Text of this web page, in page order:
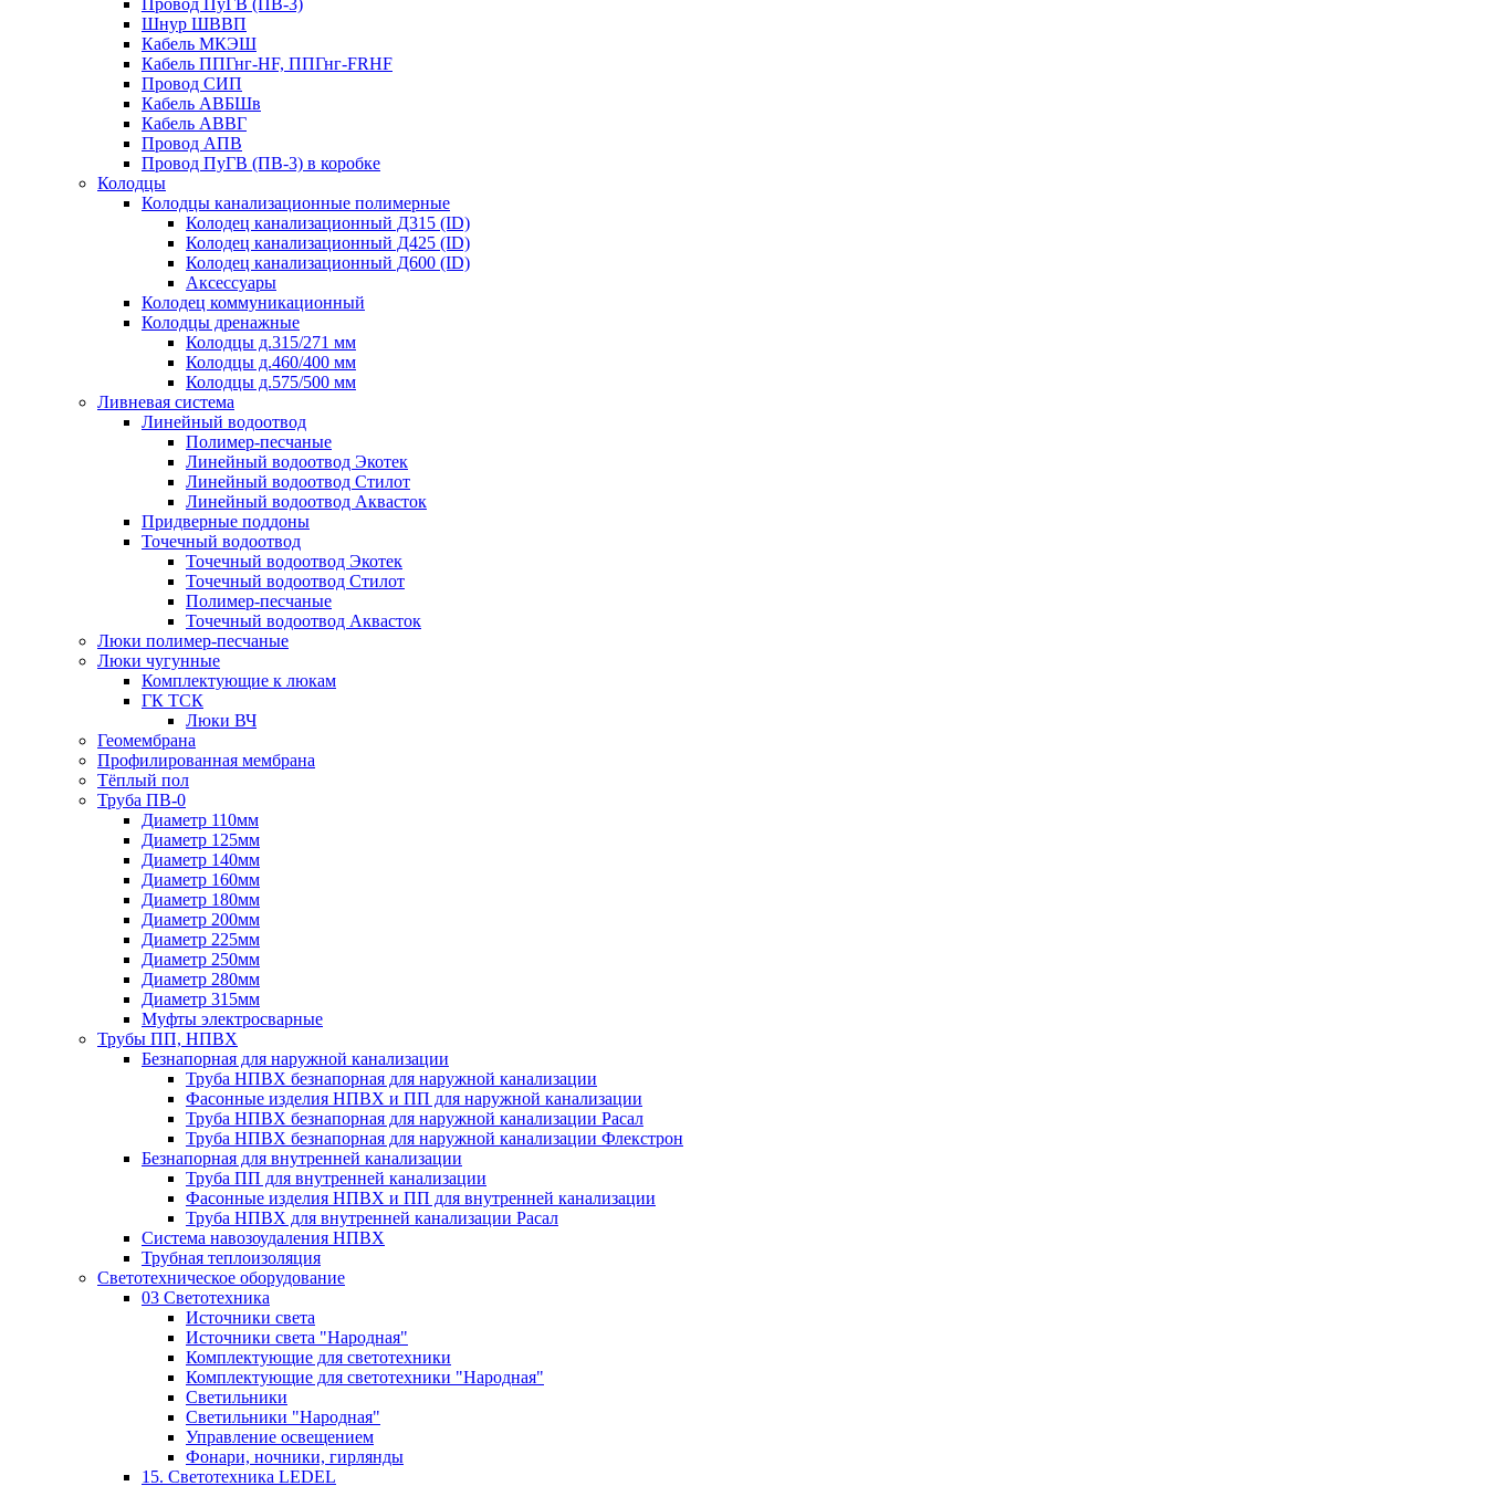
Шнур ШВВП
Кабель МКЭШ
Кабель ППГнг-HF, ППГнг-FRHF
Провод СИП
Кабель АВБШв
Кабель АВВГ
Провод АПВ
Провод ПуГВ (ПВ-3) в коробке
Колодцы
Колодцы канализационные полимерные
Колодец канализационный Д315 (ID)
Колодец канализационный Д425 (ID)
Колодец канализационный Д600 (ID)
Аксессуары
Колодец коммуникационный
Колодцы дренажные
Колодцы д.315/271 мм
Колодцы д.460/400 мм
Колодцы д.575/500 мм
Ливневая система
Линейный водоотвод
Полимер-песчаные
Линейный водоотвод Экотек
Линейный водоотвод Стилот
Линейный водоотвод Аквасток
Придверные поддоны
Точечный водоотвод
Точечный водоотвод Экотек
Точечный водоотвод Стилот
Полимер-песчаные
Точечный водоотвод Аквасток
Люки полимер-песчаные
Люки чугунные
Комплектующие к люкам
ГК ТСК
Люки ВЧ
Геомембрана
Профилированная мембрана
Тёплый пол
Труба ПВ-0
Диаметр 110мм
Диаметр 125мм
Диаметр 140мм
Диаметр 160мм
Диаметр 180мм
Диаметр 200мм
Диаметр 225мм
Диаметр 250мм
Диаметр 280мм
Диаметр 315мм
Муфты электросварные
Трубы ПП, НПВХ
Безнапорная для наружной канализации
Труба НПВХ безнапорная для наружной канализации
Фасонные изделия НПВХ и ПП для наружной канализации
Труба НПВХ безнапорная для наружной канализации Расал
Труба НПВХ безнапорная для наружной канализации Флекстрон
Безнапорная для внутренней канализации
Труба ПП для внутренней канализации
Фасонные изделия НПВХ и ПП для внутренней канализации
Труба НПВХ для внутренней канализации Расал
Система навозоудаления НПВХ
Трубная теплоизоляция
Светотехническое оборудование
03 Светотехника
Источники света
Источники света "Народная"
Комплектующие для светотехники
Комплектующие для светотехники "Народная"
Светильники
Светильники "Народная"
Управление освещением
Фонари, ночники, гирлянды
15. Светотехника LEDEL